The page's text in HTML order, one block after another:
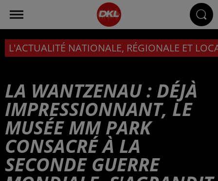
L'ACTUALITÉ NATIONALE, RÉGIONALE ET
LA WANTZENAU : DÉJÀ
IMPRESSIONNANT, LE
MUSÉE MM PARK
CONSACRÉ À LA
SECONDE GUERRE